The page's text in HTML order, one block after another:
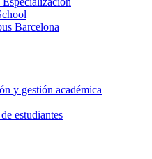
Barcelona
y gestión académica
estudiantes